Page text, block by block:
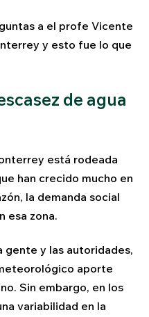
a el profe Vicente
y esto fue lo que
de agua
está rodeada
han crecido mucho en
la demanda social
esa zona.
gente y las autoridades,
aporte
Sin embargo, en los
variabilidad en la